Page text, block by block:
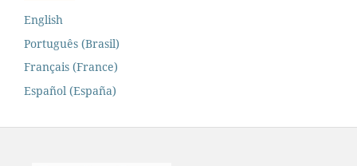
English
Português (Brasil)
Français (France)
Español (España)